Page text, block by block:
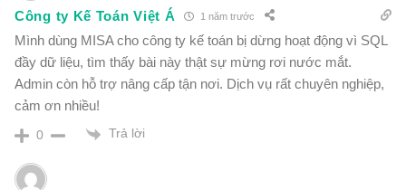
Công ty Kế Toán Việt Á 1 năm trước
Mình dùng MISA cho công ty kế toán bị dừng hoạt động vì SQL
đầy dữ liệu, tìm thấy bài này thật sự mừng rơi nước mắt.
Admin còn hỗ trợ nâng cấp tận nơi. Dịch vụ rất chuyên nghiệp,
cảm ơn nhiều!
0 Trả lời